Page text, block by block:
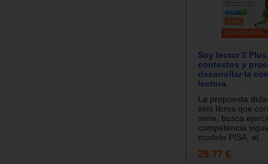
Soy lector 2
contextos y
desarrollar la
lectora.
La propuesta
seis libros que
serie, busca
competencia
modelo PISA, el...
28.77 €